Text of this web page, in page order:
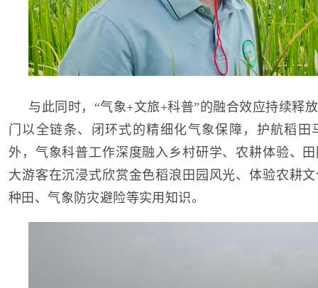
与此同时，“气象+文旅+科普”的融合效应持续释
门以全链条、闭环式的精细化气象保障，护航稻田
外，气象科普工作深度融入乡村研学、农耕体验、
大游客在沉浸式欣赏金色稻浪田园风光、体验农耕
种田、气象防灾避险等实用知识。